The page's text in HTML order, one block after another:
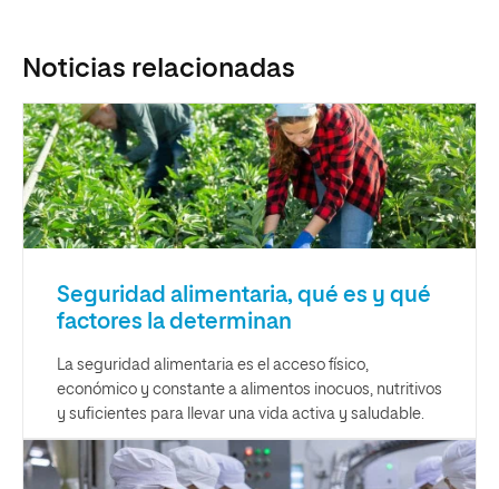
Noticias relacionadas
Seguridad alimentaria, qué es y qué
factores la determinan
La seguridad alimentaria es el acceso físico,
económico y constante a alimentos inocuos, nutritivos
y suficientes para llevar una vida activa y saludable.